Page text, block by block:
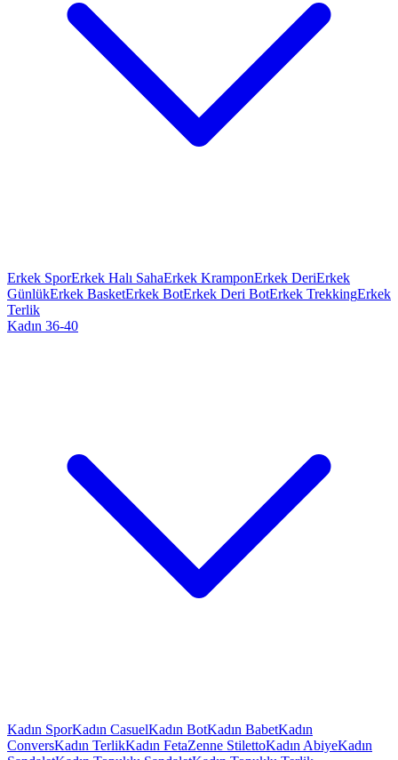
Erkek SporErkek Halı SahaErkek KramponErkek DeriErkek
GünlükErkek BasketErkek BotErkek Deri BotErkek TrekkingErkek
Terlik
Kadın 36-40
Kadın SporKadın CasuelKadın BotKadın BabetKadın
ConversKadın TerlikKadın FetaZenne StilettoKadın AbiyeKadın